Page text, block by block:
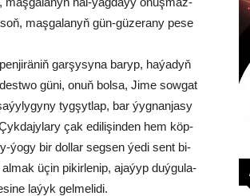
maş­ga­la­nyň gün-gü­ze­ra­ny pe­se
gar­şy­syn­a ba­ryp, ha­ýa­dyň
gü­ni, onuň bol­sa, Ji­me sow­gat
tyg­şyt­lap, bar ýyg­nanjasy
çak edi­li­şin­den hem köp­
ýo­gy bir dol­lar seg­sen ýe­di sent bi­
üçin pi­kir­le­nip, aja­ýyp duý­gu­la­
la­ýyk gel­me­li­di.